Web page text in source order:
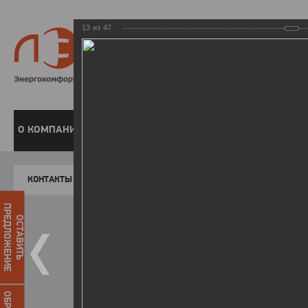
8 800
О КОМПАНИИ
КОНТАКТЫ
ОСТАВИТЬ
ПРЕДЛОЖЕНИЕ
13 из 47